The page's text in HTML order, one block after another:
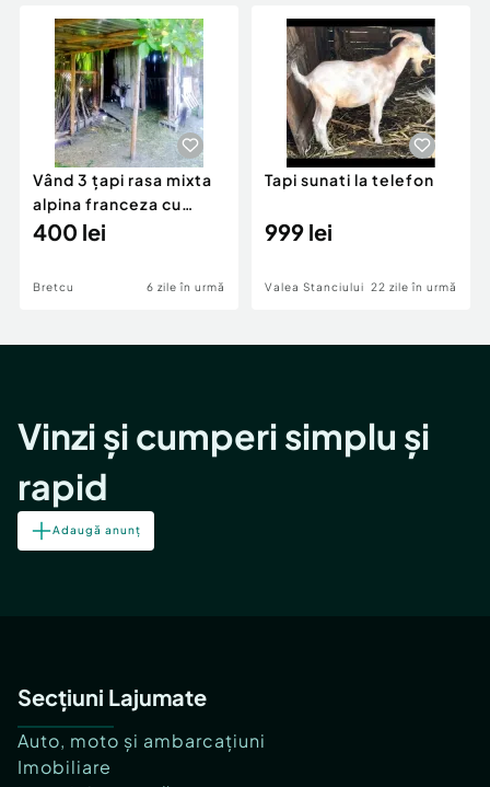
Servicii
Animale de companie
Afaceri și echipamente profesionale
Inchiriere Bunuri si Vehicule
Utilaje agricole si industriale
Piese auto si accesorii
Dacia Duster
Vând 3 ţapi rasa mixta
alpina franceza cu
saanen
400 lei
Bretcu 6 zile în urmă
Tapi sunati la telefon
999 lei
Valea Stanciului 22 zile în urmă
Vinzi și cumperi simplu și
rapid
Adaugă anunț
Secțiuni Lajumate
Auto, moto și ambarcațiuni
Imobiliare